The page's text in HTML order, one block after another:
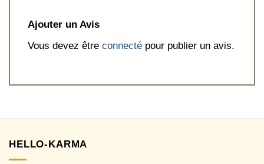
Ajouter un Avis
Vous devez être connecté pour publier un avis.
HELLO-KARMA